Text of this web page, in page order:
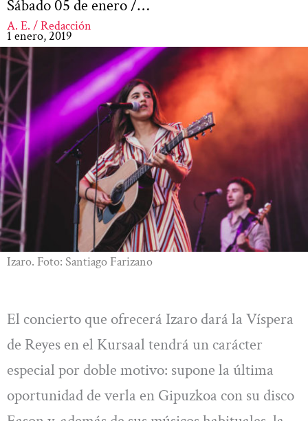
Sábado 05 de enero /…
A. E. / Redacción
1 enero, 2019
Izaro. Foto: Santiago Farizano
El concierto que ofrecerá Izaro dará la Víspera
de Reyes en el Kursaal tendrá un carácter
especial por doble motivo: supone la última
oportunidad de verla en Gipuzkoa con su disco